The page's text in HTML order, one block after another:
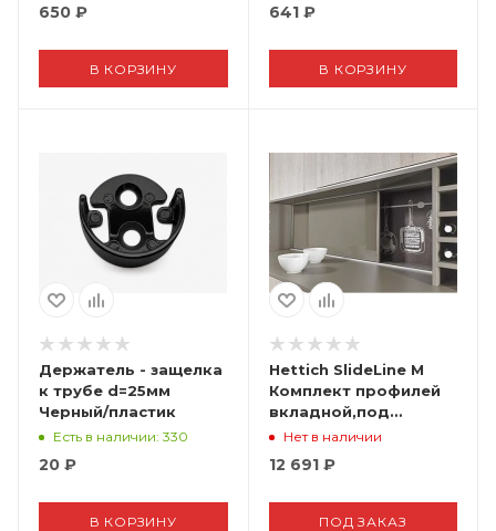
650 ₽
В КОРЗИНУ
641₽
В КОРЗИНУ
Держатель - защелка
к трубе d=25мм
Черный/пластик
Есть в наличии: 330
20 ₽
В КОРЗИНУ
Hettich SlideLine M
Комплект профилей
вкладной,под
прикручивание L
Нет в наличии
12 691₽
ПОД ЗАКАЗ